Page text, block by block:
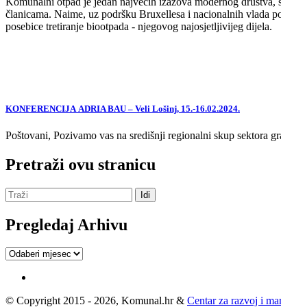
članicama. Naime, uz podršku Bruxellesa i nacionalnih vlada
posebice tretiranje biootpada - njegovog najosjetljivijeg dijela.
KONFERENCIJA ADRIA BAU – Veli Lošinj, 15.-16.02.2024.
Poštovani, Pozivamo vas na središnji regionalni skup sektora
Pretraži ovu stranicu
Pregledaj Arhivu
Pregledaj
© Copyright 2015 - 2026, Komunal.hr & Centar za razvoj i